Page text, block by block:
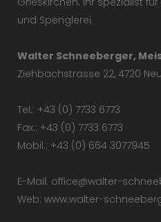
und Spenglerei.
Walter Schneeberger,
Ziehbachstrasse 22, 4720
Tel.: +43 (0) 7733 6773
Fax.: +43 (0) 7733 6773
Mobil.: +43 (0) 664 3077945
E-Mail: office@walter-
Web: www.walter-